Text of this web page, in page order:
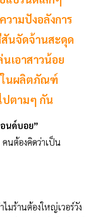
วามปังอลังการ
นจัดจ้านสะดุด
นเอาสาวน้อย
ในผลิตภัณฑ์
ปตามๆ กัน
นด์บอย”
นต้องคิดว่าเป็น
มร้านต้องใหญ่เวอร์วัง